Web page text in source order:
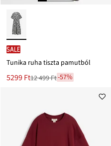
SALE
Tunika ruha tiszta pamutból
Új
5299 Ft
Leárazva12 499 Ft-57%